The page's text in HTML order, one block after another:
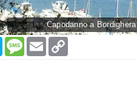
Capodanno a Bordighera
SkypeMessage
Email